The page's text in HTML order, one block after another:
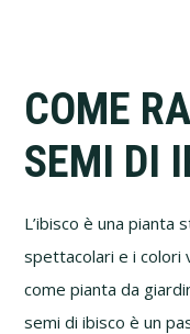
COME
SEMI DI
L’ibisco è una pianta
spettacolari e i colori
come pianta da
semi di ibisco è un